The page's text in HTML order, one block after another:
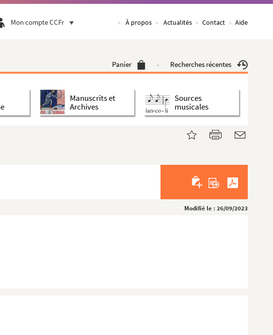
Mon compte CCFr À propos Actualités Contact Aide
Panier Recherches récentes
Manuscrits et
Archives
Sources
musicales
Modifié le : 26/09/2023